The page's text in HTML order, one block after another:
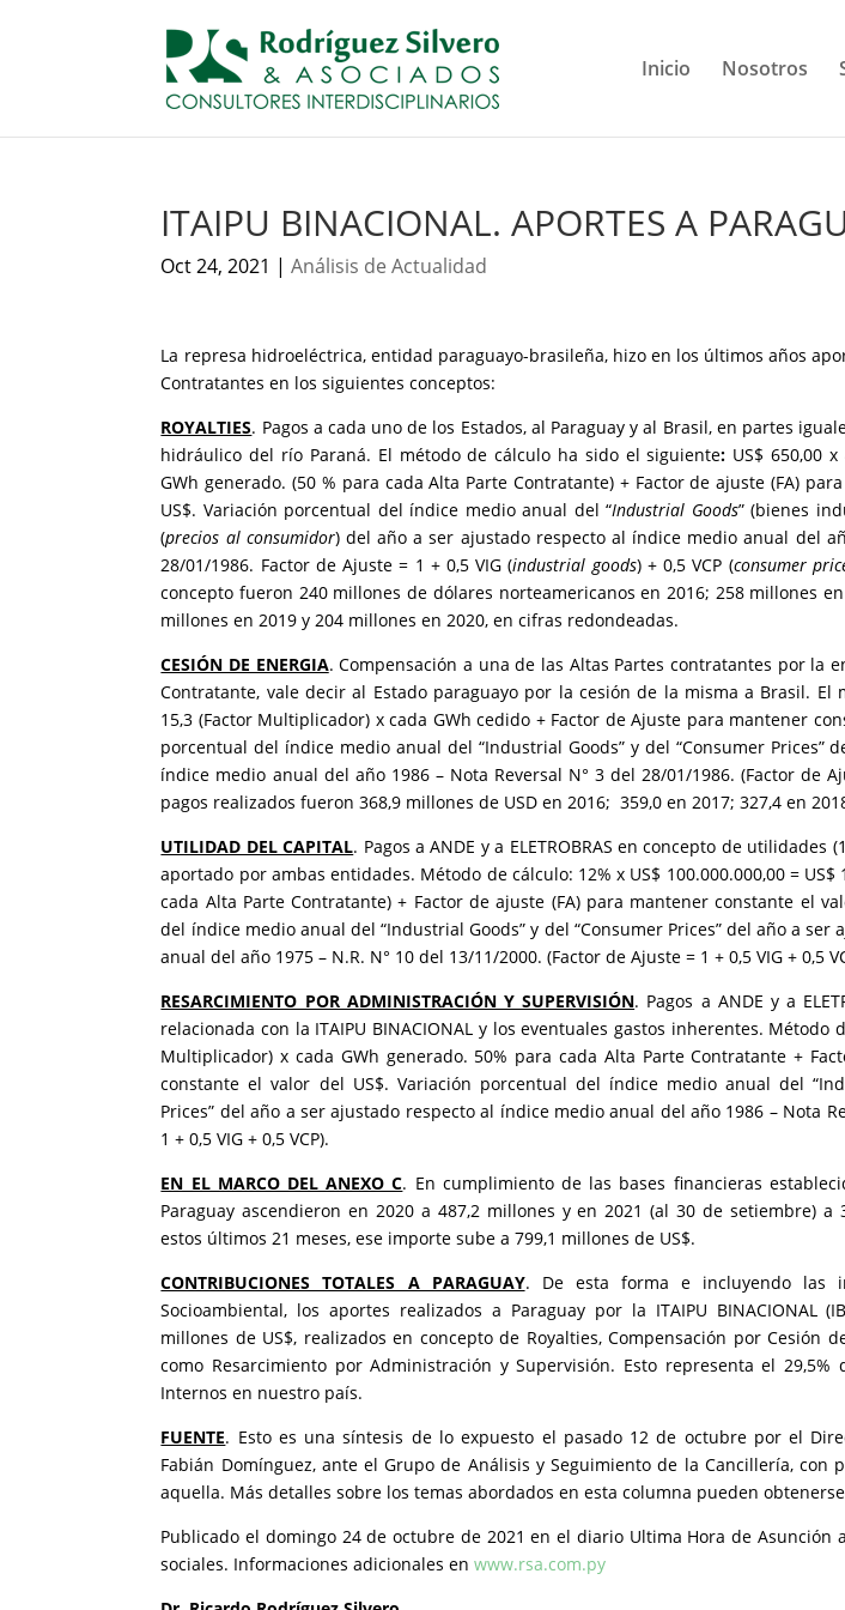
Inicio Nosotros
ITAIPU BINACIONAL. APORTES A
Oct 24, 2021 |Análisis de Actualidad
La represa hidroeléctrica, entidad paraguayo-brasileña, hizo en los últimos años
Contratantes en los siguientes conceptos:
ROYALTIES. Pagos a cada uno de los Estados, al Paraguay y al Brasil, en partes
hidráulico del río Paraná. El método de cálculo ha sido el siguiente: US$ 650,00
GWh generado. (50 % para cada Alta Parte Contratante) + Factor de ajuste (FA)
US$. Variación porcentual del índice medio anual del “Industrial Goods” (bienes
(precios al consumidor) del año a ser ajustado respecto al índice medio anual del
28/01/1986. Factor de Ajuste = 1 + 0,5 VIG (industrial goods) + 0,5 VCP (consumer
concepto fueron 240 millones de dólares norteamericanos en 2016; 258 millones
millones en 2019 y 204 millones en 2020, en cifras redondeadas.
CESIÓN DE ENERGIA. Compensación a una de las Altas Partes contratantes por la
Contratante, vale decir al Estado paraguayo por la cesión de la misma a Brasil. El
15,3 (Factor Multiplicador) x cada GWh cedido + Factor de Ajuste para mantener
porcentual del índice medio anual del “Industrial Goods” y del “Consumer Prices”
índice medio anual del año 1986 – Nota Reversal N° 3 del 28/01/1986. (Factor de
pagos realizados fueron 368,9 millones de USD en 2016; 359,0 en 2017; 327,4 en
UTILIDAD DEL CAPITAL. Pagos a ANDE y a ELETROBRAS en concepto de
aportado por ambas entidades. Método de cálculo: 12% x US$ 100.000.000,00 = US$
cada Alta Parte Contratante) + Factor de ajuste (FA) para mantener constante el
del índice medio anual del “Industrial Goods” y del “Consumer Prices” del año a
anual del año 1975 – N.R. N° 10 del 13/11/2000. (Factor de Ajuste = 1 + 0,5 VIG + 0,5
RESARCIMIENTO POR ADMINISTRACIÓN Y SUPERVISIÓN. Pagos a ANDE y a
relacionada con la ITAIPU BINACIONAL y los eventuales gastos inherentes. Método
Multiplicador) x cada GWh generado. 50% para cada Alta Parte Contratante +
constante el valor del US$. Variación porcentual del índice medio anual del
Prices” del año a ser ajustado respecto al índice medio anual del año 1986 – Nota
1 + 0,5 VIG + 0,5 VCP).
EN EL MARCO DEL ANEXO C. En cumplimiento de las bases financieras
Paraguay ascendieron en 2020 a 487,2 millones y en 2021 (al 30 de setiembre) a
estos últimos 21 meses, ese importe sube a 799,1 millones de US$.
CONTRIBUCIONES TOTALES A PARAGUAY. De esta forma e incluyendo las
Socioambiental, los aportes realizados a Paraguay por la ITAIPU BINACIONAL
millones de US$, realizados en concepto de Royalties, Compensación por Cesión
como Resarcimiento por Administración y Supervisión. Esto representa el 29,5%
Internos en nuestro país.
FUENTE. Esto es una síntesis de lo expuesto el pasado 12 de octubre por el
Fabián Domínguez, ante el Grupo de Análisis y Seguimiento de la Cancillería, con
aquella. Más detalles sobre los temas abordados en esta columna pueden
Publicado el domingo 24 de octubre de 2021 en el diario Ultima Hora de Asunción
sociales. Informaciones adicionales enwww.rsa.com.py